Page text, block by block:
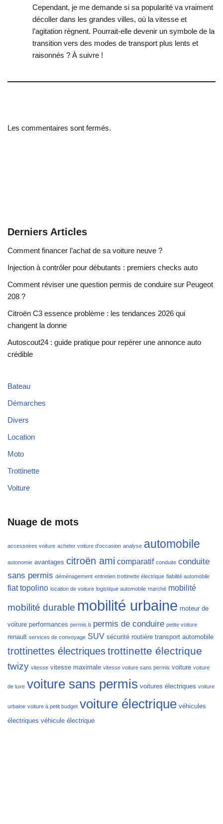
Cependant, je me demande si sa popularité va vraiment
décoller dans les grandes villes, où la vitesse et
l’agitation règnent. Pourrait-elle devenir un symbole de la
transition vers des modes de transport plus lents et
raisonnés ? À suivre !
Les commentaires sont fermés.
Derniers Articles
Comment financer l’achat de sa voiture neuve ?
Injection à contrôler pour débutants : premiers checks auto
Comment réviser une question permis de conduire sur Peugeot
208 ?
Citroën C3 essence problème : les tendances 2026 qui
changent la donne
Autoscout24 : guide pratique pour repérer une annonce auto
crédible
Bateau
Démarches
Divers
Location
Moto
Trottinette
Voiture
Nuage de mots
accessoires voiture acheter voiture d'occasion analyse automobile
autonomie avantages citroën ami comparatif conduite conduite
sans permis déménagement entretien trottinette électrique fiabilité automobile
fiat topolino location de voiture logistique automobile marché mobilité
mobilité durable mobilité urbaine moteur de
voiture performances permis b permis de conduire petite voiture
renault services de convoyage SUV sécurité routière transport automobile
trottinettes électriquestrottinette électrique
twizy vitesse vitesse maximale vitesse voiture sans permis voiture voiture
de luxe voiture sans permis voitures électriques voiture
urbaine voiture à petit budget voiture électrique véhicules
électriques véhicule électrique